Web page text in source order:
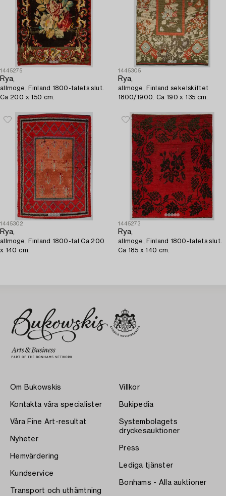
1445275
Rya,
allmoge, Finland 1800-talets slut.
Ca 200 x 150 cm.
1445305
Rya,
allmoge, Finland sekelskiftet
1800/1900. Ca 190 x 135 cm.
1445302
Rya,
allmoge, Finland 1800-tal Ca 200
x 140 cm.
1445273
Rya,
allmoge, Finland 1800-talets slut.
Ca 185 x 140 cm.
Om Bukowskis
Kontakta våra specialister
Våra Fine Art-resultat
Nyheter
Hemvärdering
Kundservice
Transport och uthämtning
Villkor
Bukipedia
Systembolagets
dryckesauktioner
Press
Lediga tjänster
Bonhams - Alla auktioner